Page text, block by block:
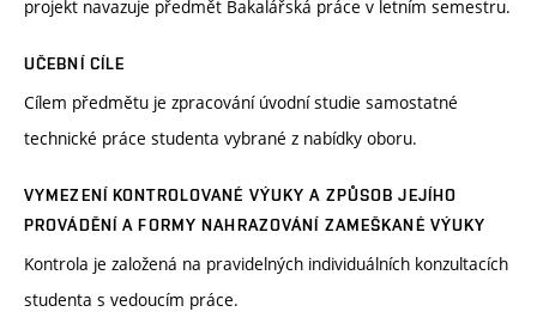
projekt navazuje předmět Bakalářská práce v letním semestru.
UČEBNÍ CÍLE
Cílem předmětu je zpracování úvodní studie samostatné
technické práce studenta vybrané z nabídky oboru.
VYMEZENÍ KONTROLOVANÉ VÝUKY A ZPŮSOB JEJÍHO
PROVÁDĚNÍ A FORMY NAHRAZOVÁNÍ ZAMEŠKANÉ VÝUKY
Kontrola je založená na pravidelných individuálních konzultacích
studenta s vedoucím práce.